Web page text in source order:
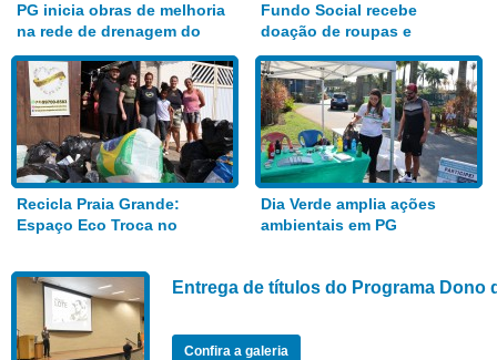
PG inicia obras de melhoria
na rede de drenagem do
Bairro Aviação
Fundo Social recebe
doação de roupas e
alimentos
Recicla Praia Grande:
Espaço Eco Troca no
Dia Verde amplia ações
ambientais em PG
Entrega de títulos do Programa Dono
Confira a galeria